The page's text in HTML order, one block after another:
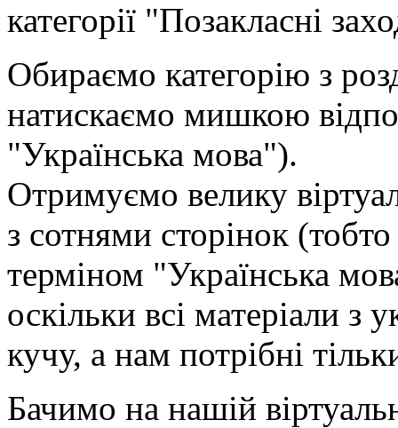
категорії "Позакласні
Обираємо категорію з
натискаємо мишкою
"Українська мова").
Отримуємо велику
з сотнями сторінок
терміном "Українська
оскільки всі матеріали з
кучу, а нам потрібні
Бачимо на нашій